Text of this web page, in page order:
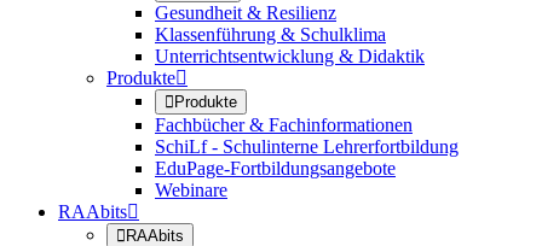
Gesundheit & Resilienz
Klassenführung & Schulklima
Unterrichtsentwicklung & Didaktik
Produkte
Produkte
Fachbücher & Fachinformationen
SchiLf - Schulinterne Lehrerfortbildung
EduPage-Fortbildungsangebote
Webinare
RAAbits
RAAbits